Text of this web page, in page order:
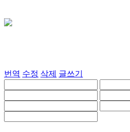
번역 수정 삭제 글쓰기